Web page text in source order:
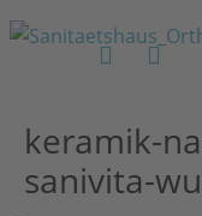
keramik-
sanivita-